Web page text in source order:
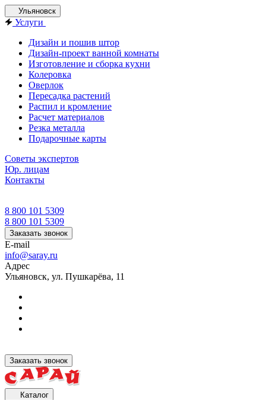
Ульяновск
Услуги
Дизайн и пошив штор
Дизайн-проект ванной комнаты
Изготовление и сборка кухни
Колеровка
Оверлок
Пересадка растений
Распил и кромление
Расчет материалов
Резка металла
Подарочные карты
Советы экспертов
Юр. лицам
Контакты
8 800 101 5309
8 800 101 5309
Заказать звонок
E-mail
info@saray.ru
Адрес
Ульяновск, ул. Пушкарёва, 11
Заказать звонок
Каталог